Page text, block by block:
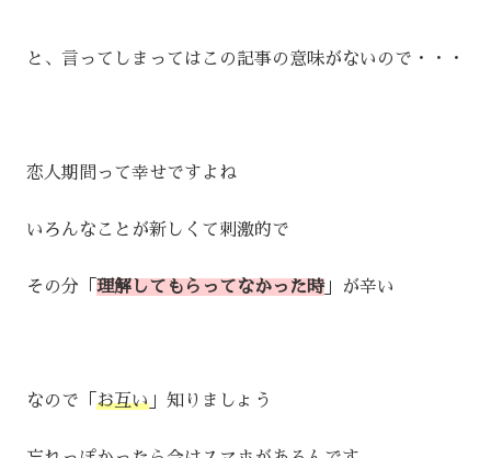
と、言ってしまってはこの記事の意味がないので・・・
恋人期間って幸せですよね
いろんなことが新しくて刺激的で
その分「 理解してもらってなかった時」が辛い
なので「 お互い 」知りましょう